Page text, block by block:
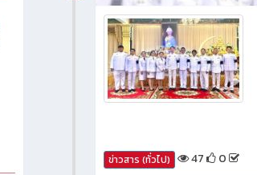
ข่าวสาร (ทั่วไป) 47 0